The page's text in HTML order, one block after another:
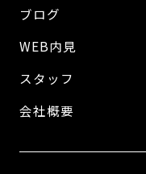
ブログ
WEB内見
スタッフ
会社概要